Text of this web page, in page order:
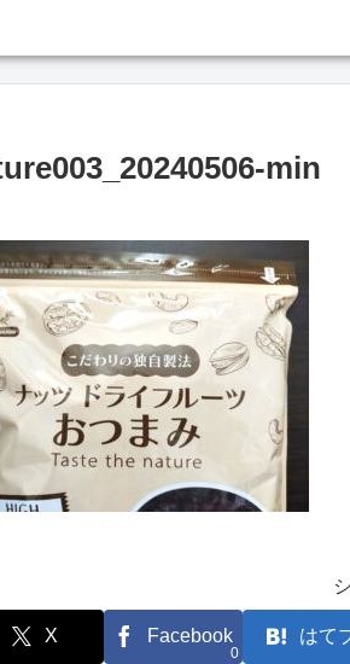
min
X Facebook
0
はて